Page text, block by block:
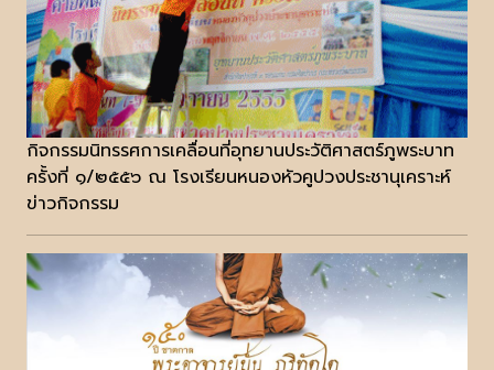
กิจกรรมนิทรรศการเคลื่อนที่อุทยานประวัติศาสตร์ภูพระบาท
ครั้งที่ ๑/๒๕๕๖ ณ โรงเรียนหนองหัวคูปวงประชานุเคราะห์
ข่าวกิจกรรม